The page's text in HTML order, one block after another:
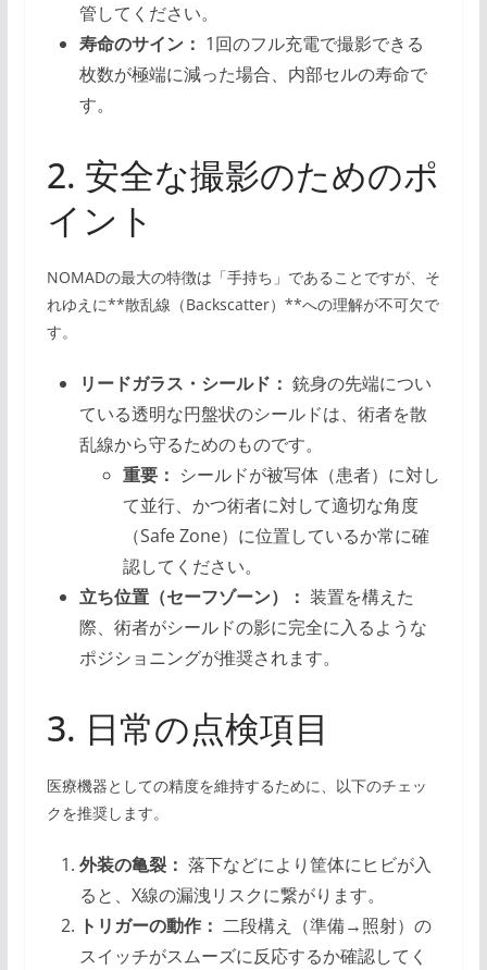
管してください。
寿命のサイン： 1回のフル充電で撮影できる
枚数が極端に減った場合、内部セルの寿命で
す。
2. 安全な撮影のためのポ
イント
NOMADの最大の特徴は「手持ち」であることですが、そ
れゆえに**散乱線（Backscatter）**への理解が不可欠で
す。
リードガラス・シールド： 銃身の先端につい
ている透明な円盤状のシールドは、術者を散
乱線から守るためのものです。
重要： シールドが被写体（患者）に対し
て並行、かつ術者に対して適切な角度
（Safe Zone）に位置しているか常に確
認してください。
立ち位置（セーフゾーン）： 装置を構えた
際、術者がシールドの影に完全に入るような
ポジショニングが推奨されます。
3. 日常の点検項目
医療機器としての精度を維持するために、以下のチェッ
クを推奨します。
外装の亀裂： 落下などにより筐体にヒビが入
ると、X線の漏洩リスクに繋がります。
トリガーの動作： 二段構え（準備→照射）の
スイッチがスムーズに反応するか確認してく